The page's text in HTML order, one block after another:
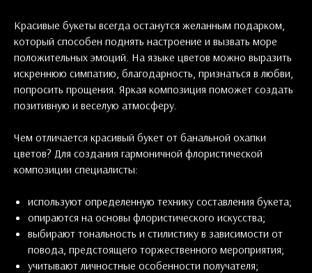
Красивые букеты всегда останутся желанным подарком,
который способен поднять настроение и вызвать море
положительных эмоций. На языке цветов можно выразить
искреннюю симпатию, благодарность, признаться в любви,
попросить прощения. Яркая композиция поможет создать
позитивную и веселую атмосферу.
Чем отличается красивый букет от банальной охапки
цветов? Для создания гармоничной флористической
композиции специалисты:
используют определенную технику составления букета;
опираются на основы флористического искусства;
выбирают тональность и стилистику в зависимости от
повода, предстоящего торжественного мероприятия;
учитывают личностные особенности получателя;